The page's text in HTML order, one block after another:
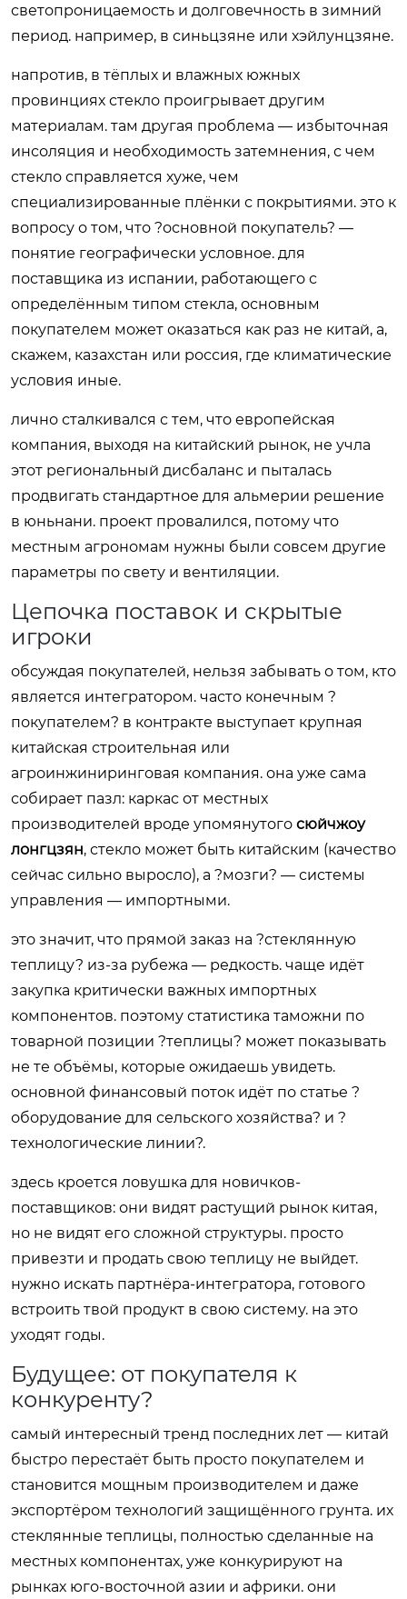
светопроницаемость и долговечность в зимний
период. например, в синьцзяне или хэйлунцзяне.
напротив, в тёплых и влажных южных
провинциях стекло проигрывает другим
материалам. там другая проблема — избыточная
инсоляция и необходимость затемнения, с чем
стекло справляется хуже, чем
специализированные плёнки с покрытиями. это к
вопросу о том, что ?основной покупатель? —
понятие географически условное. для
поставщика из испании, работающего с
определённым типом стекла, основным
покупателем может оказаться как раз не китай, а,
скажем, казахстан или россия, где климатические
условия иные.
лично сталкивался с тем, что европейская
компания, выходя на китайский рынок, не учла
этот региональный дисбаланс и пыталась
продвигать стандартное для альмерии решение
в юньнани. проект провалился, потому что
местным агрономам нужны были совсем другие
параметры по свету и вентиляции.
Цепочка поставок и скрытые
игроки
обсуждая покупателей, нельзя забывать о том, кто
является интегратором. часто конечным ?
покупателем? в контракте выступает крупная
китайская строительная или
агроинжиниринговая компания. она уже сама
собирает пазл: каркас от местных
производителей вроде упомянутого сюйчжоу
лонгцзян, стекло может быть китайским (качество
сейчас сильно выросло), а ?мозги? — системы
управления — импортными.
это значит, что прямой заказ на ?стеклянную
теплицу? из-за рубежа — редкость. чаще идёт
закупка критически важных импортных
компонентов. поэтому статистика таможни по
товарной позиции ?теплицы? может показывать
не те объёмы, которые ожидаешь увидеть.
основной финансовый поток идёт по статье ?
оборудование для сельского хозяйства? и ?
технологические линии?.
здесь кроется ловушка для новичков-
поставщиков: они видят растущий рынок китая,
но не видят его сложной структуры. просто
привезти и продать свою теплицу не выйдет.
нужно искать партнёра-интегратора, готового
встроить твой продукт в свою систему. на это
уходят годы.
Будущее: от покупателя к
конкуренту?
самый интересный тренд последних лет — китай
быстро перестаёт быть просто покупателем и
становится мощным производителем и даже
экспортёром технологий защищённого грунта. их
стеклянные теплицы, полностью сделанные на
местных компонентах, уже конкурируют на
рынках юго-восточной азии и африки. они